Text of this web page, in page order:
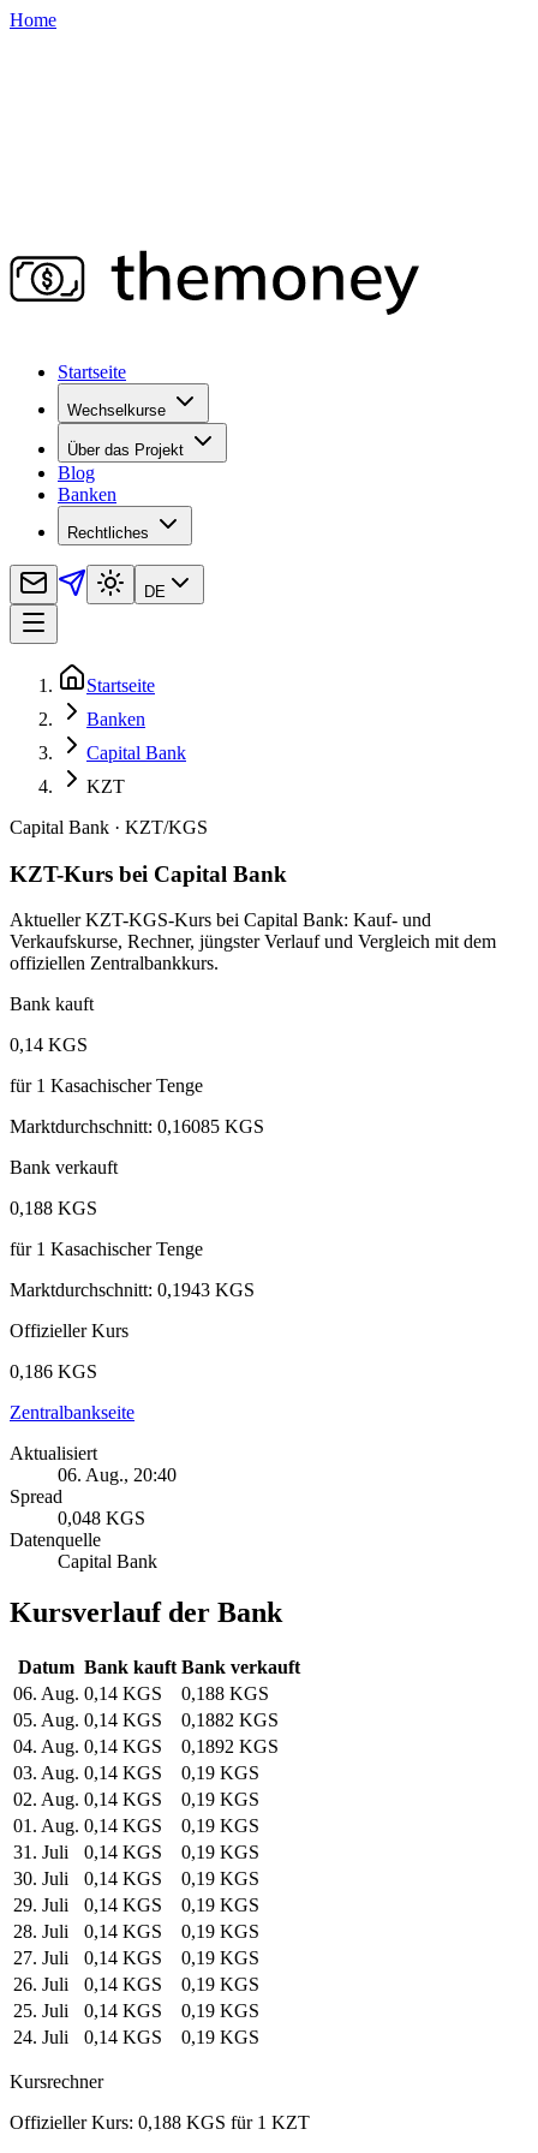
Home
Startseite
Wechselkurse
Über das Projekt
Blog
Banken
Rechtliches
DE
Startseite
Banken
Capital Bank
KZT
Capital Bank · KZT/KGS
KZT-Kurs bei Capital Bank
Aktueller KZT-KGS-Kurs bei Capital Bank: Kauf- und
Verkaufskurse, Rechner, jüngster Verlauf und Vergleich mit dem
offiziellen Zentralbankkurs.
Bank kauft
0,14 KGS
für1 Kasachischer Tenge
Marktdurchschnitt: 0,16085 KGS
Bank verkauft
0,188 KGS
für1 Kasachischer Tenge
Marktdurchschnitt: 0,1943 KGS
Offizieller Kurs
0,186 KGS
Zentralbankseite
Aktualisiert
06. Aug., 20:40
Spread
0,048 KGS
Datenquelle
Capital Bank
Kursverlauf der Bank
Datum Bank kauft Bank verkauft
06. Aug. 0,14 KGS
0,188 KGS
05. Aug. 0,14 KGS
0,1882 KGS
04. Aug. 0,14 KGS
0,1892 KGS
03. Aug. 0,14 KGS
0,19 KGS
02. Aug. 0,14 KGS
0,19 KGS
01. Aug. 0,14 KGS
0,19 KGS
31. Juli
0,14 KGS
0,19 KGS
30. Juli
0,14 KGS
0,19 KGS
29. Juli
0,14 KGS
0,19 KGS
28. Juli
0,14 KGS
0,19 KGS
27. Juli
0,14 KGS
0,19 KGS
26. Juli
0,14 KGS
0,19 KGS
25. Juli
0,14 KGS
0,19 KGS
24. Juli
0,14 KGS 0,19 KGS
Kursrechner
Offizieller Kurs: 0,188 KGS für 1 KZT